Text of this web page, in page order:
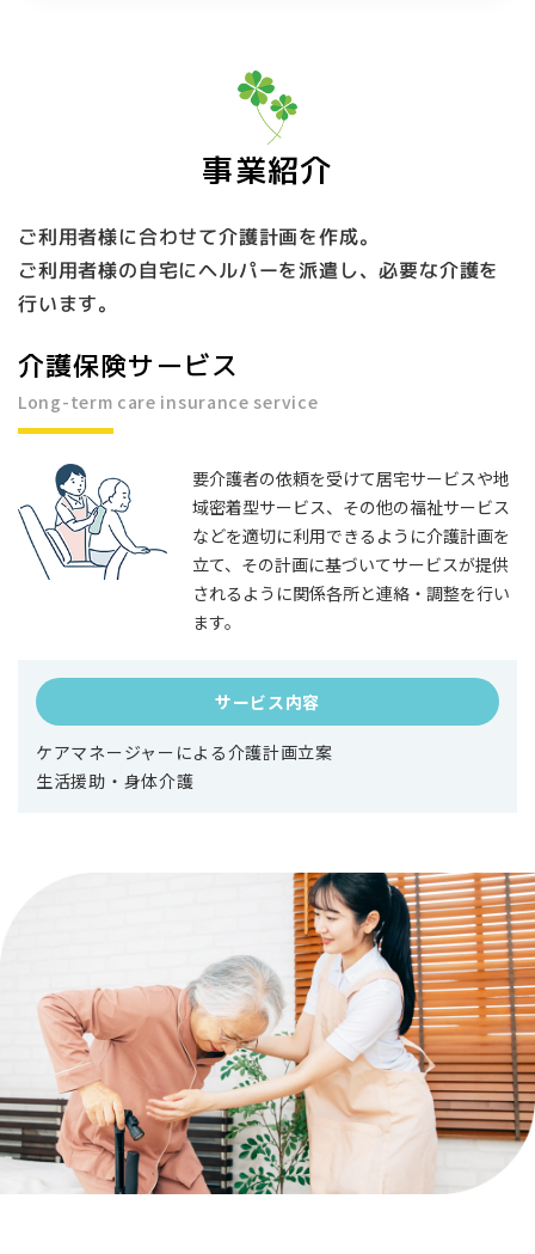
事業紹介
ご利用者様に合わせて介護計画を作成。
ご利用者様の自宅にヘルパーを派遣し、必要な介護を
行います。
介護保険サービス
Long-term care insurance service
要介護者の依頼を受けて居宅サービスや地
域密着型サービス、その他の福祉サービス
などを適切に利用できるように介護計画を
立て、その計画に基づいてサービスが提供
されるように関係各所と連絡・調整を行い
ます。
サービス内容
ケアマネージャーによる介護計画立案
生活援助・身体介護